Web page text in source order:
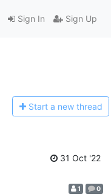
Sign In Sign Up
Start a new thread
31 Oct '22
1 0